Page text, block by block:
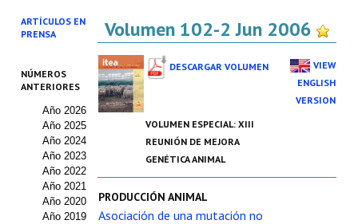
Asociación AIDA
Cincuentenario AIDA
Organigrama
Estatutos
Hacerse socio
Noticias
ARTÍCULOS EN
PRENSA
NÚMEROS
ANTERIORES
Año 2026
Año 2025
Año 2024
Año 2023
Año 2022
Año 2021
Año 2020
Año 2019
Volumen 102-2 Jun 2006
DESCARGAR VOLUMEN
VOLUMEN ESPECIAL: XIII
REUNIÓN DE MEJORA
GENÉTICA ANIMAL
VIEW
ENGLISH
VERSION
PRODUCCIÓN ANIMAL
Asociación de una mutación no